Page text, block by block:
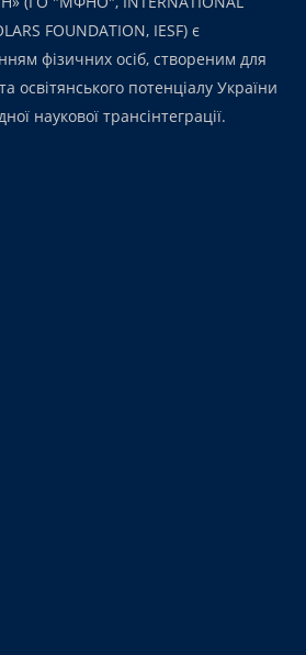
FOUNDATION, IESF) є
фізичних осіб, створеним для
освітянського потенціалу України
наукової трансінтеграції.